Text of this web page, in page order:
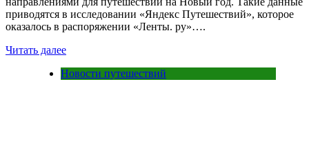
приводятся в исследовании «Яндекс Путешествий», которое
оказалось в распоряжении «Ленты. ру»….
Читать далее
Новости путешествий